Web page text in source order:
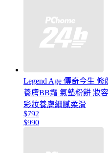
Legend Age 傳奇今生
養膚BB霜 氣墊粉餅 妝
彩妝養膚細膩柔滑
$792
$990